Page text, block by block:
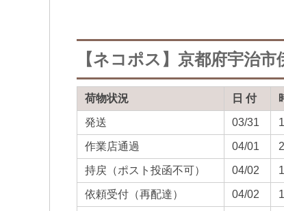
【ネコポス】京都府宇治
荷物状況 日 付
発送 03/31
作業店通過 04/01
持戻（ポスト投函不可） 04/02
依頼受付（再配達） 04/02